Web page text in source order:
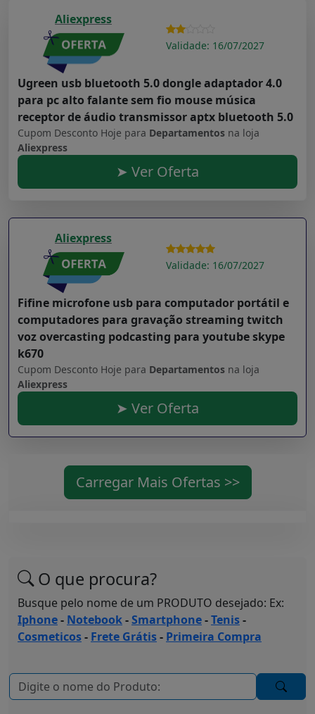
Aliexpress
Validade: 16/07/2027
Ugreen usb bluetooth 5.0 dongle adaptador 4.0
para pc alto falante sem fio mouse música
receptor de áudio transmissor aptx bluetooth 5.0
Cupom Desconto Hoje para Departamentos na loja
Aliexpress
➤ Ver Oferta
Aliexpress
Validade: 16/07/2027
Fifine microfone usb para computador portátil e
computadores para gravação streaming twitch
voz overcasting podcasting para youtube skype
k670
Cupom Desconto Hoje para Departamentos na loja
Aliexpress
➤ Ver Oferta
Carregar Mais Ofertas >>
O que procura?
Busque pelo nome de um PRODUTO desejado: Ex:
Iphone- Notebook-Smartphone-Tenis-
Cosmeticos- Frete Grátis- Primeira Compra